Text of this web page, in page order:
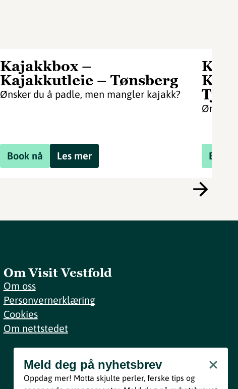
Kajakkbox –
Kajakkutleie – Tønsberg
Ønsker du å padle, men mangler kajakk?
Book nå Les mer
Ønsker
Book
Om Visit Vestfold
Om oss
Personvernerklæring
Cookies
Om nettstedet
Meld deg på nyhetsbrev
Bli med
Meld deg på nyhetsbrev
Oppdag mer! Motta skjulte perler, ferske tips og